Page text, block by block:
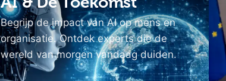
Begrijp de impact van AI op mens en
organisatie. Ontdek experts die de
wereld van morgen vandaag duiden.